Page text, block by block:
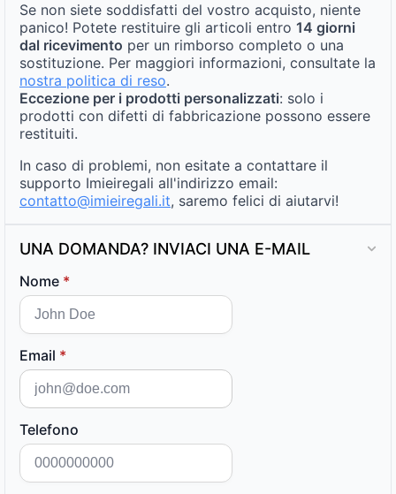
Se non siete soddisfatti del vostro acquisto, niente
panico! Potete restituire gli articoli entro 14 giorni
dal ricevimento per un rimborso completo o una
sostituzione. Per maggiori informazioni, consultate la
nostra politica di reso.
Eccezione per i prodotti personalizzati: solo i
prodotti con difetti di fabbricazione possono essere
restituiti.
In caso di problemi, non esitate a contattare il
supporto Imieiregali all'indirizzo email:
contatto@imieiregali.it, saremo felici di aiutarvi!
UNA DOMANDA? INVIACI UNA E-MAIL
Nome *
Email *
Telefono